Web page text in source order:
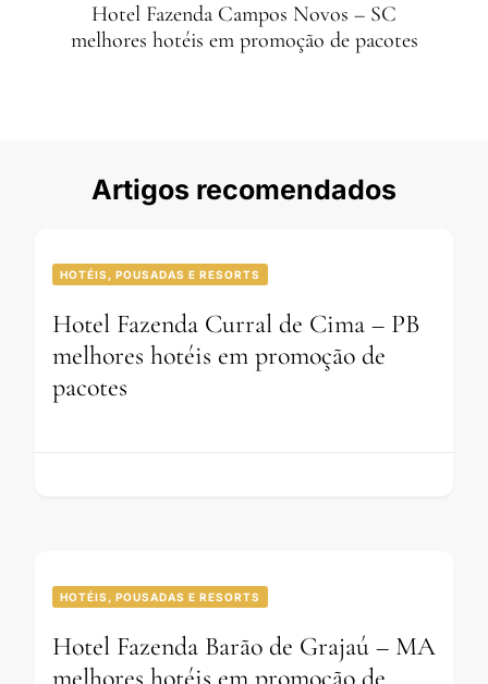
Hotel Fazenda Campos Novos – SC
melhores hotéis em promoção de pacotes
Artigos recomendados
HOTÉIS, POUSADAS E RESORTS
Hotel Fazenda Curral de Cima – PB
melhores hotéis em promoção de
pacotes
HOTÉIS, POUSADAS E RESORTS
Hotel Fazenda Barão de Grajaú – MA